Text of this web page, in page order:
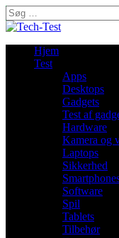
Søg
efter:
Hjem
Test
Apps
Desktops
Gadgets
Test af
Hardware
Kamera og
Laptops
Sikkerhed
Software
Spil
Tablets
Tilbehør